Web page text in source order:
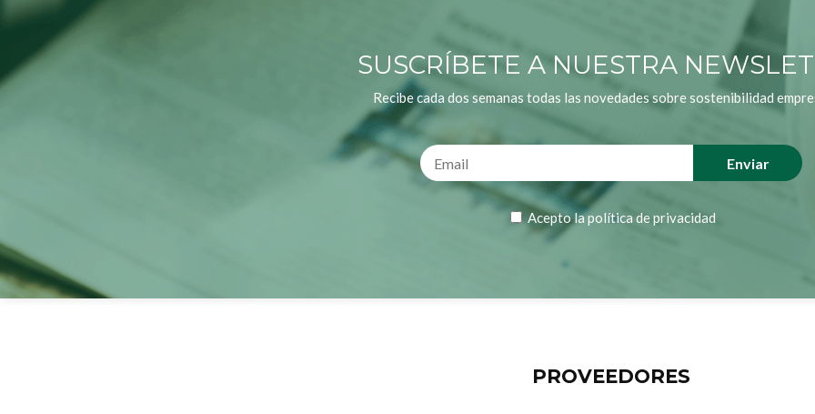
SUSCRÍBETE A NUESTRA
Recibe cada dos semanas todas las novedades sobre sostenibilidad
Acepto lapolítica de privacidad
PROVEEDORES